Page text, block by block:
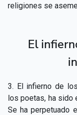
religiones se
El
3. El infierno de
los poetas, ha sido
Se ha perpetuado